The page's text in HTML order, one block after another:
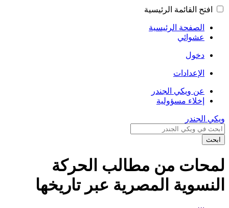
الرئيسية
الرئيسية
الجندر
مسؤولية
من مطالب الحركة
المصرية عبر تاريخها